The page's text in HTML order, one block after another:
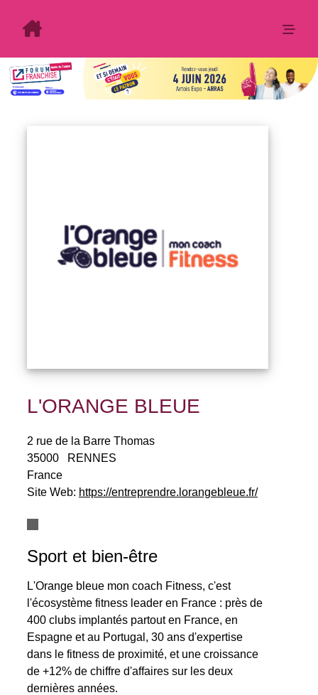
L'ORANGE BLEUE
2 rue de la Barre Thomas
35000
RENNES
France
Site Web: https://entreprendre.lorangebleue.fr/
Sport et bien-être
L'Orange bleue mon coach Fitness, c'est
l'écosystème fitness leader en France : près de
400 clubs implantés partout en France, en
Espagne et au Portugal, 30 ans d'expertise
dans le fitness de proximité, et une croissance
de +12% de chiffre d'affaires sur les deux
dernières années.